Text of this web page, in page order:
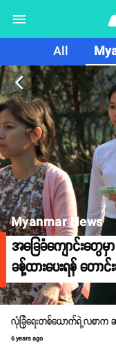
All
arrow_back_ios
Myanmar News
အခြေခံကျောင်းတွေမှ
ခန့်ထားပေးရန် တော
လုံခြုံရေးတစ်ယောက်ရဲ့လစာက ဆ
6 years ago